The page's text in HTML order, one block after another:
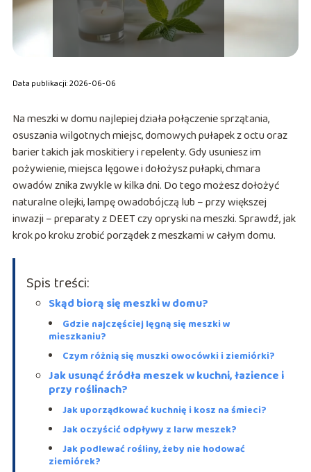
Data publikacji: 2026-06-06
Na meszki w domu najlepiej działa połączenie sprzątania,
osuszania wilgotnych miejsc, domowych pułapek z octu oraz
barier takich jak moskitiery i repelenty. Gdy usuniesz im
pożywienie, miejsca lęgowe i dołożysz pułapki, chmara
owadów znika zwykle w kilka dni. Do tego możesz dołożyć
naturalne olejki, lampę owadobójczą lub – przy większej
inwazji – preparaty z DEET czy opryski na meszki. Sprawdź, jak
krok po kroku zrobić porządek z meszkami w całym domu.
Spis treści:
Skąd biorą się meszki w domu?
Gdzie najczęściej lęgną się meszki w
mieszkaniu?
Czym różnią się muszki owocówki i ziemiórki?
Jak usunąć źródła meszek w kuchni, łazience i
przy roślinach?
Jak uporządkować kuchnię i kosz na śmieci?
Jak oczyścić odpływy z larw meszek?
Jak podlewać rośliny, żeby nie hodować
ziemiórek?